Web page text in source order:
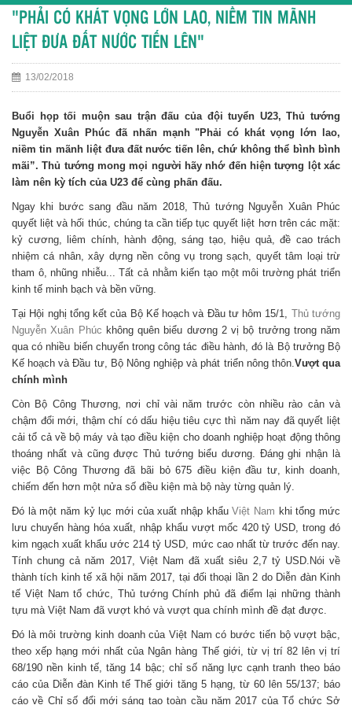
"PHẢI CÓ KHÁT VỌNG LỚN LAO, NIỀM TIN MÃNH
LIỆT ĐƯA ĐẤT NƯỚC TIẾN LÊN"
13/02/2018
Buổi họp tối muộn sau trận đấu của đội tuyển U23, Thủ tướng
Nguyễn Xuân Phúc đã nhấn mạnh "Phải có khát vọng lớn lao,
niềm tin mãnh liệt đưa đất nước tiến lên, chứ không thể bình bình
mãi”. Thủ tướng mong mọi người hãy nhớ đến hiện tượng lột xác
làm nên kỳ tích của U23 để cùng phấn đấu.
Ngay khi bước sang đầu năm 2018, Thủ tướng Nguyễn Xuân Phúc
quyết liệt và hối thúc, chúng ta cần tiếp tục quyết liệt hơn trên các mặt:
kỷ cương, liêm chính, hành động, sáng tạo, hiệu quả, đề cao trách
nhiệm cá nhân, xây dựng nền công vụ trong sạch, quyết tâm loại trừ
tham ô, nhũng nhiễu... Tất cả nhằm kiến tạo một môi trường phát triển
kinh tế minh bạch và bền vững.
Tại Hội nghị tổng kết của Bộ Kế hoạch và Đầu tư hôm 15/1, Thủ tướng
Nguyễn Xuân Phúc không quên biểu dương 2 vị bộ trưởng trong năm
qua có nhiều biến chuyển trong công tác điều hành, đó là Bộ trưởng Bộ
Kế hoạch và Đầu tư, Bộ Nông nghiệp và phát triển nông thôn.Vượt qua
chính mình
Còn Bộ Công Thương, nơi chỉ vài năm trước còn nhiều rào cản và
chậm đổi mới, thậm chí có dấu hiệu tiêu cực thì năm nay đã quyết liệt
cải tổ cả về bộ máy và tạo điều kiện cho doanh nghiệp hoạt động thông
thoáng nhất và cũng được Thủ tướng biểu dương. Đáng ghi nhận là
việc Bộ Công Thương đã bãi bỏ 675 điều kiện đầu tư, kinh doanh,
chiếm đến hơn một nửa số điều kiện mà bộ này từng quản lý.
Đó là một năm kỷ lục mới của xuất nhập khẩuViệt Nam khi tổng mức
lưu chuyển hàng hóa xuất, nhập khẩu vượt mốc 420 tỷ USD, trong đó
kim ngạch xuất khẩu ước 214 tỷ USD, mức cao nhất từ trước đến nay.
Tính chung cả năm 2017, Việt Nam đã xuất siêu 2,7 tỷ USD.Nói về
thành tích kinh tế xã hội năm 2017, tại đối thoại lần 2 do Diễn đàn Kinh
tế Việt Nam tổ chức, Thủ tướng Chính phủ đã điểm lại những thành
tựu mà Việt Nam đã vượt khó và vượt qua chính mình đề đạt được.
Đó là môi trường kinh doanh của Việt Nam có bước tiến bộ vượt bậc,
theo xếp hạng mới nhất của Ngân hàng Thế giới, từ vị trí 82 lên vị trí
68/190 nền kinh tế, tăng 14 bậc; chỉ số năng lực cạnh tranh theo báo
cáo của Diễn đàn Kinh tế Thế giới tăng 5 hạng, từ 60 lên 55/137; báo
cáo về Chỉ số đổi mới sáng tạo toàn cầu năm 2017 của Tổ chức Sở